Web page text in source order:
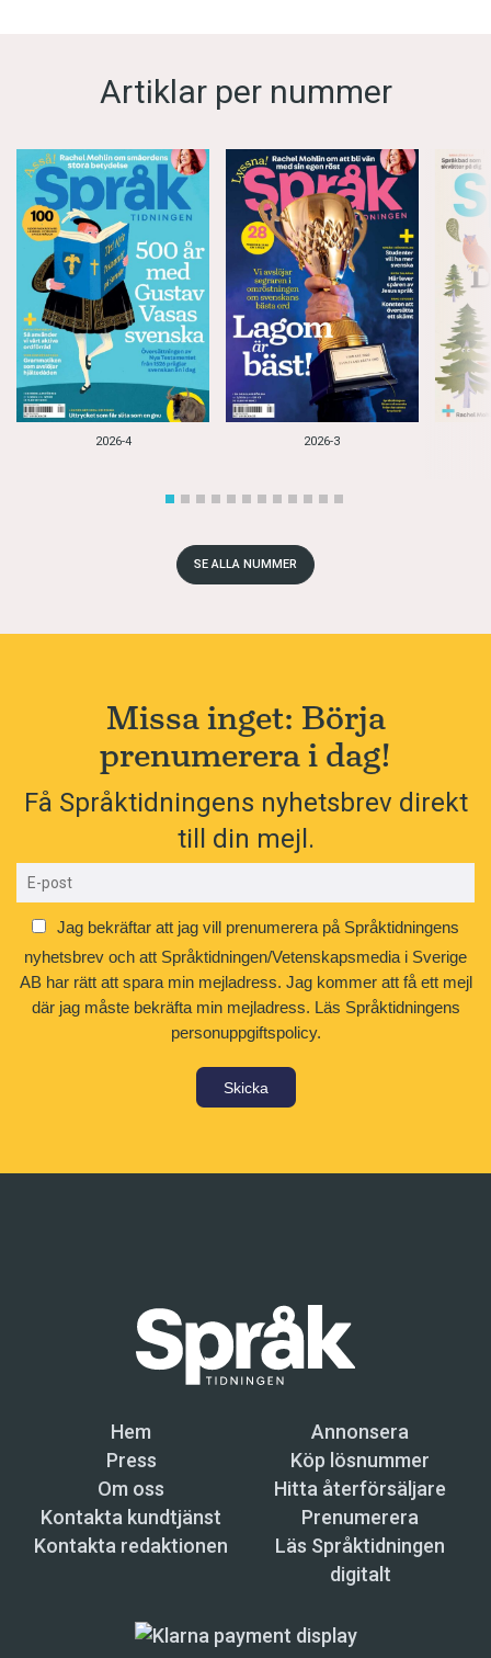
Artiklar per nummer
2026-4 2026-3
SE ALLA NUMMER
Missa inget: Börja
prenumerera i dag!
Få Språktidningens nyhetsbrev direkt
till din mejl.
Jag bekräftar att jag vill prenumerera på Språktidningens
nyhetsbrev och att Språktidningen/Vetenskapsmedia i Sverige
AB har rätt att spara min mejladress. Jag kommer att få ett mejl
där jag måste bekräfta min mejladress. Läs Språktidningens
personuppgiftspolicy.
Skicka
Hem
Annonsera
Press
Köp lösnummer
Om oss
Hitta återförsäljare
Kontakta kundtjänst
Prenumerera
Kontakta redaktionen
Läs Språktidningen
digitalt